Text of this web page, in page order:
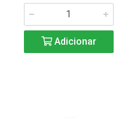
Adicionar